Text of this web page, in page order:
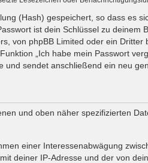
(Hash) gespeichert, so dass es
ist dein Schlüssel zu deinem
von phpBB Limited oder ein
„Ich habe mein Passwort
sendet anschließend ein neu
und oben näher spezifizierten
einer Interessenabwägung
deiner IP-Adresse und der von